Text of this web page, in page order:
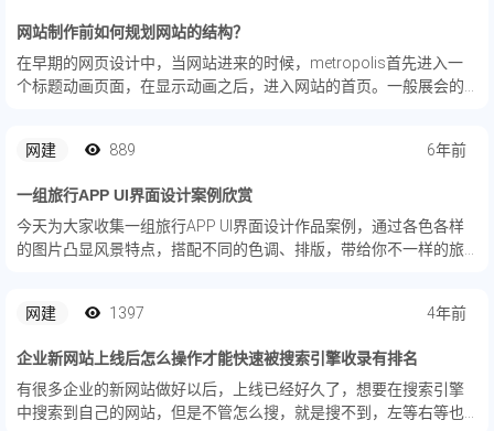
网站制作前如何规划网站的结构？
在早期的网页设计中，当网站进来的时候，metropolis首先进入一
个标题动画页面，在显示动画之后，进入网站的首页。一般展会的
是，...
网建 889 6年前
一组旅行APP UI界面设计案例欣赏
今天为大家收集一组旅行APP UI界面设计作品案例，通过各色各样
的图片凸显风景特点，搭配不同的色调、排版，带给你不一样的旅
网建 1397 4年前
企业新网站上线后怎么操作才能快速被搜索引擎收录有排名
有很多企业的新网站做好以后，上线已经好久了，想要在搜索引擎
中搜索到自己的网站，但是不管怎么搜，就是搜不到，左等右等也